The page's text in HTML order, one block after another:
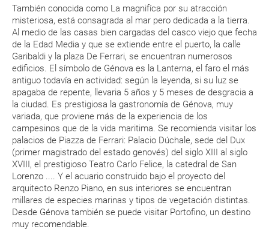
También conocida como La magnifíca por su atracción
misteriosa, está consagrada al mar pero dedicada a la tierra.
Al medio de las casas bien cargadas del casco viejo que fecha
de la Edad Media y que se extiende entre el puerto, la calle
Garibaldi y la plaza De Ferrari, se encuentran numerosos
edificios. El símbolo de Génova es la Lanterna, el faro el más
antiguo todavía en actividad: según la leyenda, si su luz se
apagaba de repente, llevaria 5 años y 5 meses de desgracia a
la ciudad. Es prestigiosa la gastronomía de Génova, muy
variada, que proviene más de la experiencia de los
campesinos que de la vida maritima. Se recomienda visitar los
palacios de Piazza de Ferrari: Palacio Dúchale, sede del Dux
(primer magistrado del estado genovés) del siglo XIII al siglo
XVIII, el prestigioso Teatro Carlo Felice, la catedral de San
Lorenzo .... Y el acuario construido bajo el proyecto del
arquitecto Renzo Piano, en sus interiores se encuentran
millares de especies marinas y tipos de vegetación distintas.
Desde Génova también se puede visitar Portofino, un destino
muy recomendable.